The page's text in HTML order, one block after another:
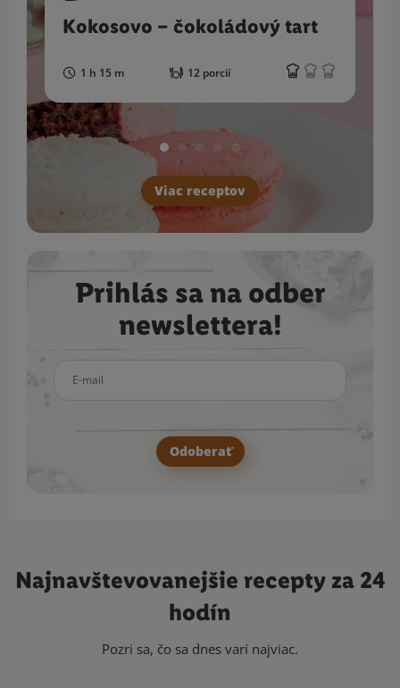
Kokosovo – čokoládový tart
1 h 15 m 12 porcií
Viac receptov
Prihlás sa na odber
newslettera!
Odoberať
Najnavštevovanejšie recepty za 24
hodín
Pozri sa, čo sa dnes varí najviac.